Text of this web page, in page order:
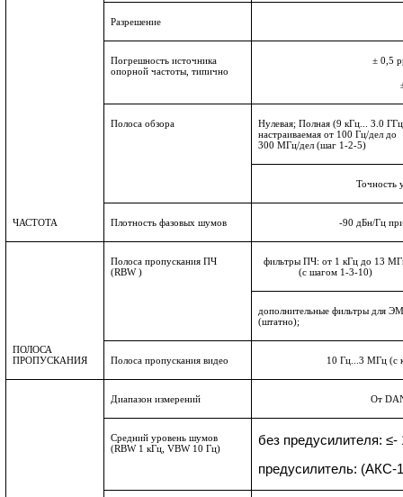
ЧАСТОТА
Разрешение
Погрешность источника
опорной частоты, типично
± 0,5
Полоса обзора
Нулевая; Полная (9 кГц... 3.0
настраиваемая от 100 Гц/дел до
300 МГц/дел (шаг 1-2-5)
Точность
Плотность фазовых шумов -90 дБн/Гц
ПОЛОСА
ПРОПУСКАНИЯ
Полоса пропускания ПЧ
(RBW )
фильтры ПЧ: от 1 кГц до 13
(с шагом 1-3-10)
дополнительные фильтры для
(штатно);
Полоса пропускания видео 10 Гц...3 МГц (с
Диапазон измерений От
Средний уровень шумов
(RBW 1 кГц,VBW10 Гц)
без предусилителя:
предусилитель: (АКС-